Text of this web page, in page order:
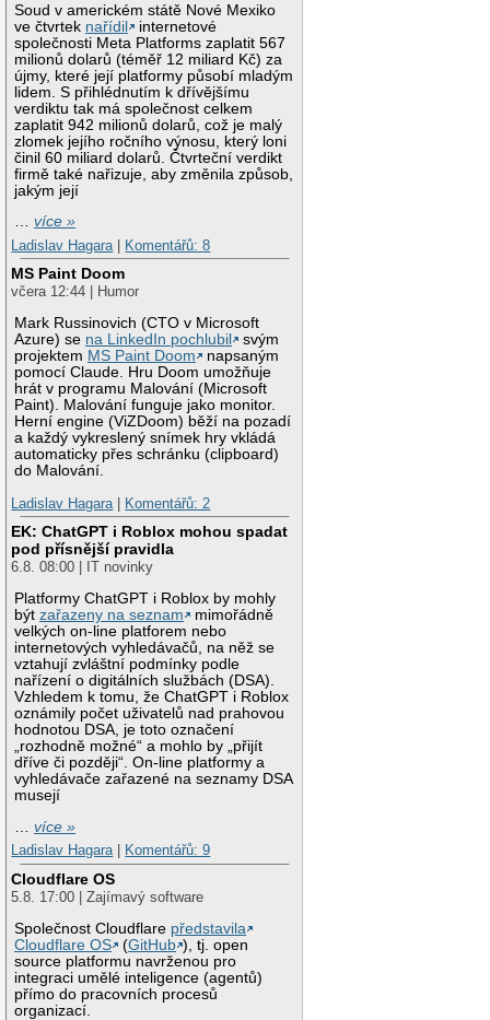
Soud v americkém státě Nové Mexiko
ve čtvrtek nařídil
internetové
společnosti Meta Platforms zaplatit 567
milionů dolarů (téměř 12 miliard Kč) za
újmy, které její platformy působí mladým
lidem. S přihlédnutím k dřívějšímu
verdiktu tak má společnost celkem
zaplatit 942 milionů dolarů, což je malý
zlomek jejího ročního výnosu, který loni
činil 60 miliard dolarů. Čtvrteční verdikt
firmě také nařizuje, aby změnila způsob,
jakým její
…více »
Ladislav Hagara
Komentářů: 8
MS Paint Doom
včera 12:44 | Humor
Mark Russinovich (CTO v Microsoft
Azure) se na LinkedIn pochlubil
svým
projektem MS Paint Doom
napsaným
pomocí Claude. Hru Doom umožňuje
hrát v programu Malování (Microsoft
Paint). Malování funguje jako monitor.
Herní engine (ViZDoom) běží na pozadí
a každý vykreslený snímek hry vkládá
automaticky přes schránku (clipboard)
do Malování.
Ladislav Hagara
Komentářů: 2
EK: ChatGPT i Roblox mohou spadat
pod přísnější pravidla
6.8. 08:00 | IT novinky
Platformy ChatGPT i Roblox by mohly
býtzařazeny na seznam
mimořádně
velkých on-line platforem nebo
internetových vyhledávačů, na něž se
vztahují zvláštní podmínky podle
nařízení o digitálních službách (DSA).
Vzhledem k tomu, že ChatGPT i Roblox
oznámily počet uživatelů nad prahovou
hodnotou DSA, je toto označení
„rozhodně možné“ a mohlo by „přijít
dříve či později“. On-line platformy a
vyhledávače zařazené na seznamy DSA
musejí
…více »
Ladislav Hagara| Komentářů: 9
Cloudflare OS
5.8. 17:00 | Zajímavý software
Společnost Cloudflare představila
Cloudflare OS
(GitHub ), tj. open
source platformu navrženou pro
integraci umělé inteligence (agentů)
přímo do pracovních procesů
organizací.